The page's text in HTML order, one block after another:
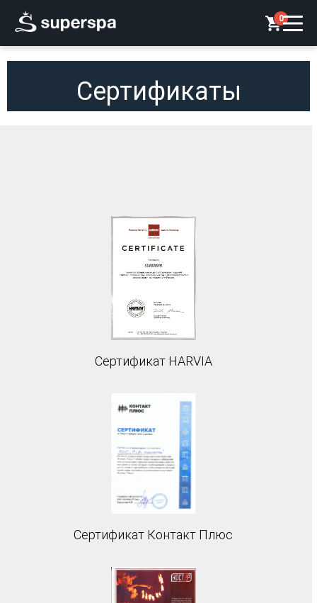
0
Сертификаты
Сертификат HARVIA
Сертификат Контакт Плюс